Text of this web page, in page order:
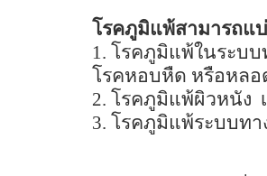
โรคภูมิแพ้สามารถแ
1. โรคภูมิแพ้ในระบบ
โรคหอบหืด หรือหล
2. โรคภูมิแพ้ผิวหนัง
3. โรคภูมิแพ้ระบบทา